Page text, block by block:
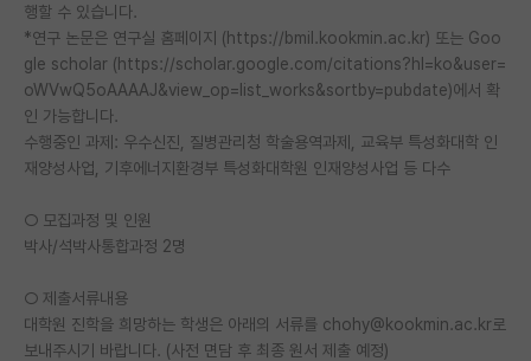
PI 전용 게시판
인문사회 계열 게시판
특수/전문대학원 게시판
반도체/AI 게시판
학술 정보 게시판
홍보 게시판
커리어
행할 수 있습니다.
*연구 논문은 연구실 홈페이지 (https://bmil.kookmin.ac.kr) 또는 Goo
gle scholar (https://scholar.google.com/citations?hl=ko&user=
oWVwQ5oAAAAJ&view_op=list_works&sortby=pubdate)에서 확
인 가능합니다.
수행중인 과제: 우수신진, 질병관리청 학술용역과제, 교육부 특성화대학 인
재양성사업, 기후에너지환경부 특성화대학원 인재양성사업 등 다수
○ 모집과정 및 인원
박사/석박사통합과정 2명
○ 제출서류내용
대학원 진학을 희망하는 학생은 아래의 서류를 chohy@kookmin.ac.kr로
보내주시기 바랍니다. (사전 면담 후 최종 원서 제출 예정)